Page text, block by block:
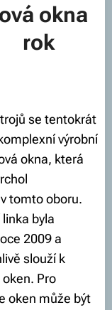
okna
rok
se tentokrát
výrobní
okna, která
tomto oboru.
byla
2009 a
slouží k
Pro
oken může být